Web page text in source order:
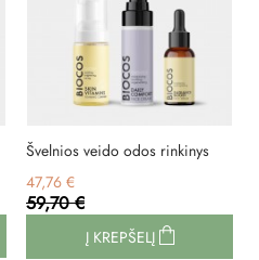
Švelnios veido odos rinkinys
47,76 €
59,70 €
Į KREPŠELĮ